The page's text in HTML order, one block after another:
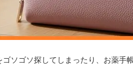
ソゴソ探してしまったり、お薬手